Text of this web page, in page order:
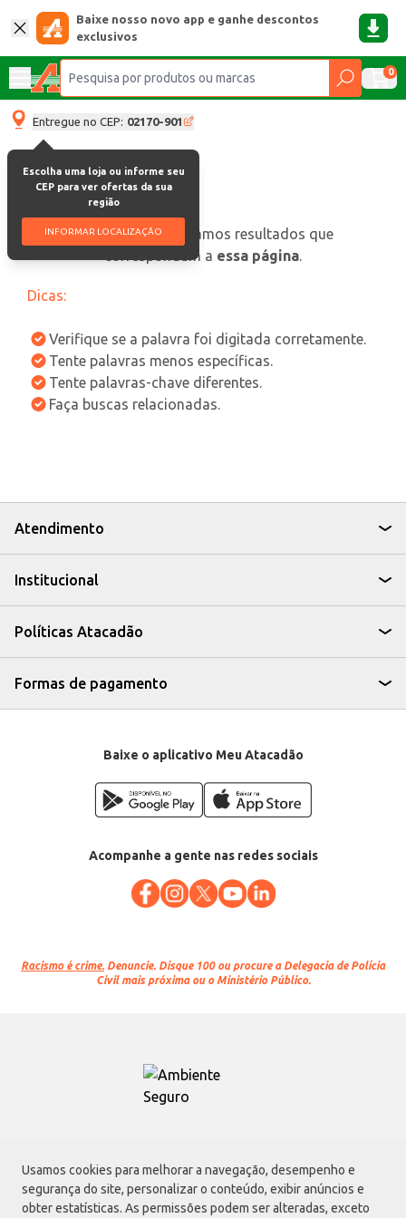
Usamos cookies para melhorar a navegação, desempenho e
segurança do site, personalizar o conteúdo, exibir anúncios e
obter estatísticas. As permissões podem ser alteradas, exceto
Baixe nosso novo app e ganhe descontos
exclusivos
0
Entregue no CEP: 02170-901
Escolha uma loja ou informe seu
CEP para ver ofertas da sua
região
INFORMAR LOCALIZAÇÃO
oops, não encontramos resultados que
correspondam a essa página.
Dicas:
Verifique se a palavra foi digitada corretamente.
Tente palavras menos específicas.
Tente palavras-chave diferentes.
Faça buscas relacionadas.
Atendimento
Institucional
Políticas Atacadão
Formas de pagamento
Baixe o aplicativo Meu Atacadão
Acompanhe a gente nas redes sociais
Racismo é crime. Denuncie. Disque 100 ou procure a Delegacia de Polícia
Civil mais próxima ou o Ministério Público.
Atacadão S.A.
Avenida Morvan Dias de Figueiredo, 6169, Vila Maria, São Paulo - SP | CEP
02170-901 | CNPJ: 75.315.333/0001-09